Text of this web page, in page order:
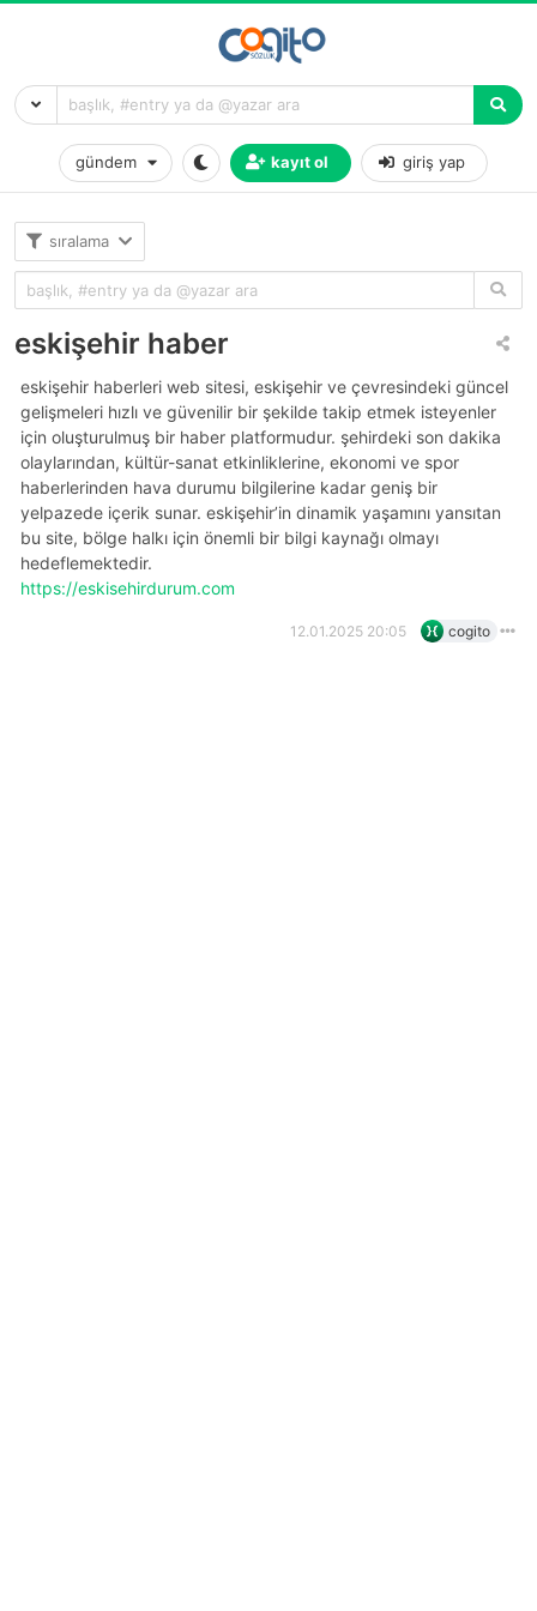
gündem kayıt ol giriş yap
sıralama
eskişehir haber
eskişehir haberleri web sitesi, eskişehir ve çevresindeki güncel
gelişmeleri hızlı ve güvenilir bir şekilde takip etmek isteyenler
için oluşturulmuş bir haber platformudur. şehirdeki son dakika
olaylarından, kültür-sanat etkinliklerine, ekonomi ve spor
haberlerinden hava durumu bilgilerine kadar geniş bir
yelpazede içerik sunar. eskişehir’in dinamik yaşamını yansıtan
bu site, bölge halkı için önemli bir bilgi kaynağı olmayı
hedeflemektedir.
https://eskisehirdurum.com
12.01.2025 20:05 cogito